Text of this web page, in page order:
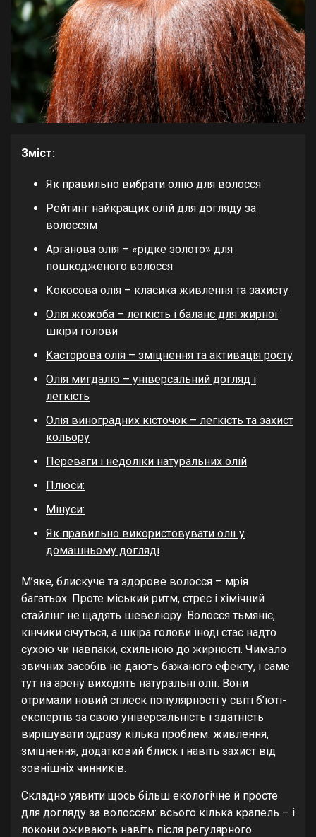
Зміст:
Як правильно вибрати олію для волосся
Рейтинг найкращих олій для догляду за
волоссям
Арганова олія – «рідке золото» для
пошкодженого волосся
Кокосова олія – класика живлення та захисту
Олія жожоба – легкість і баланс для жирної
шкіри голови
Касторова олія – зміцнення та активація росту
Олія мигдалю – універсальний догляд і
легкість
Олія виноградних кісточок – легкість та захист
кольору
Переваги і недоліки натуральних олій
Плюси:
Мінуси:
Як правильно використовувати олії у
домашньому догляді
М’яке, блискуче та здорове волосся – мрія
багатьох. Проте міський ритм, стрес і хімічний
стайлінг не щадять шевелюру. Волосся тьмяніє,
кінчики січуться, а шкіра голови іноді стає надто
сухою чи навпаки, схильною до жирності. Чимало
звичних засобів не дають бажаного ефекту, і саме
тут на арену виходять натуральні олії. Вони
отримали новий сплеск популярності у світі б’юті-
експертів за свою універсальність і здатність
вирішувати одразу кілька проблем: живлення,
зміцнення, додатковий блиск і навіть захист від
зовнішніх чинників.
Складно уявити щось більш екологічне й просте
для догляду за волоссям: всього кілька крапель – і
локони оживають навіть після регулярного